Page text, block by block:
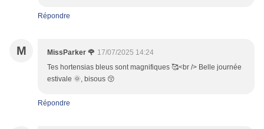
Répondre
M MissParker 🌹 17/07/2025 14:24
Tes hortensias bleus sont magnifiques 🥰<br /> Belle journée
estivale 🌞, bisous 😚
Répondre